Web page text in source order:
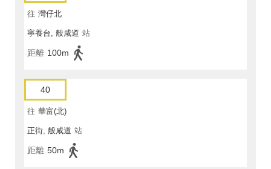
往 灣仔北
寧養台, 般咸道 站
距離 100m
40
往 華富(北)
正街, 般咸道 站
距離 50m